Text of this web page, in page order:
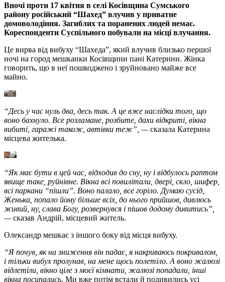
Вночі проти 17 квітня в селі Косівщина Сумського
району російський “Шахед” влучив у приватне
домоволодіння. Загиблих та поранених людей немає.
Кореспонденти Суспільного побували на місці влучання.
Це вирва від вибуху “Шахеда”, який влучив близько першої
ночі на город мешканки Косівщини пані Катерини. Жінка
говорить, що в неї пошкоджено і зруйновано майже все
майно.
“Десь у час нуль два, десь так. А це вже наслідки того, що
воно бахнуло. Все розламане, розбите, дахи відкриті, вікна
вибиті, гаражі також, автівки теж”, —сказала Катерина
місцева жителька.
“Як має бути в цей час, відходив до сну, ну і відбулось раптом
явище таке, руйнівне. Вікна всі повилітали, двері, скло, шифер,
всі паркани “пішли”. Воно палало, все горіло. Думаю сусід,
Женька, попало йому більше всіх, до нього прийшов, дивлюсь
живий, ну, слава Богу, розвернувся і пішов додому дивитись”,
—сказав Андрій, місцевий житель.
Олександр мешкає з іншого боку від місця вибуху.
“Я почув, як на зниження він падає, я накриваюсь покривалом,
і тільки вибух пролунав, на мене щось полетіло. А воно жалюзі
відлетіли, вікно ціле з моєї кімнати, жалюзі попадали, інші
вікна посипались. Ми вже потім встали й подивились усі